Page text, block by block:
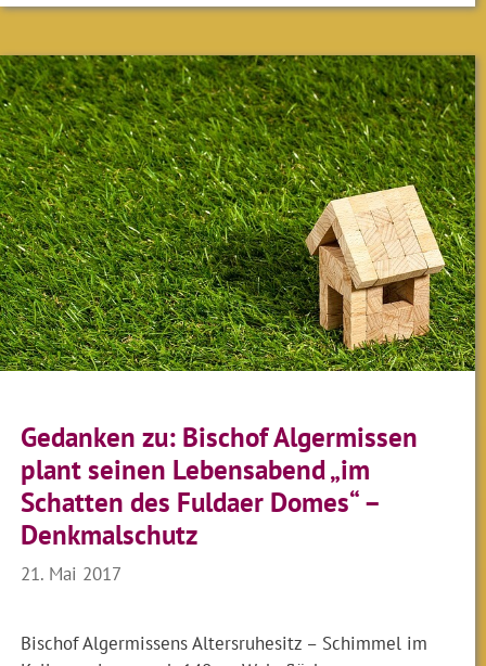
Gedanken zu: Bischof Algermissen
plant seinen Lebensabend „im
Schatten des Fuldaer Domes“ –
Denkmalschutz
21. Mai 2017
Bischof Algermissens Altersruhesitz – Schimmel im